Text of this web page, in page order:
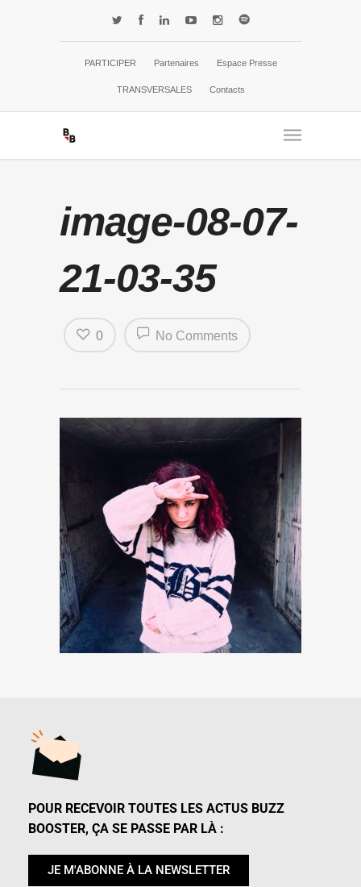
PARTICIPER Partenaires Espace Presse
TRANSVERSALES Contacts
image-08-07-
21-03-35
No Comments
0
POUR RECEVOIR TOUTES LES ACTUS BUZZ
BOOSTER, ÇA SE PASSE PAR LÀ :
JE M'ABONNE À LA NEWSLETTER